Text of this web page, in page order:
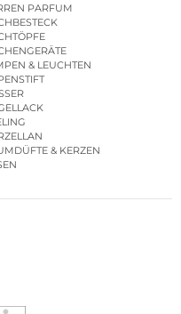
PARFUM
& LEUCHTEN
& KERZEN